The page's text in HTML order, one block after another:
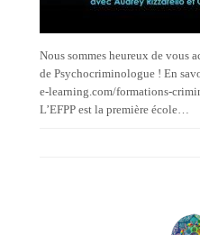
Nous sommes heureux de vous
de Psychocriminologue ! En
e-learning.com/formations-
L’EFPP est la première école…